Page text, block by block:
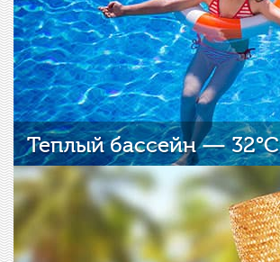
Теплый бассейн — 32°C